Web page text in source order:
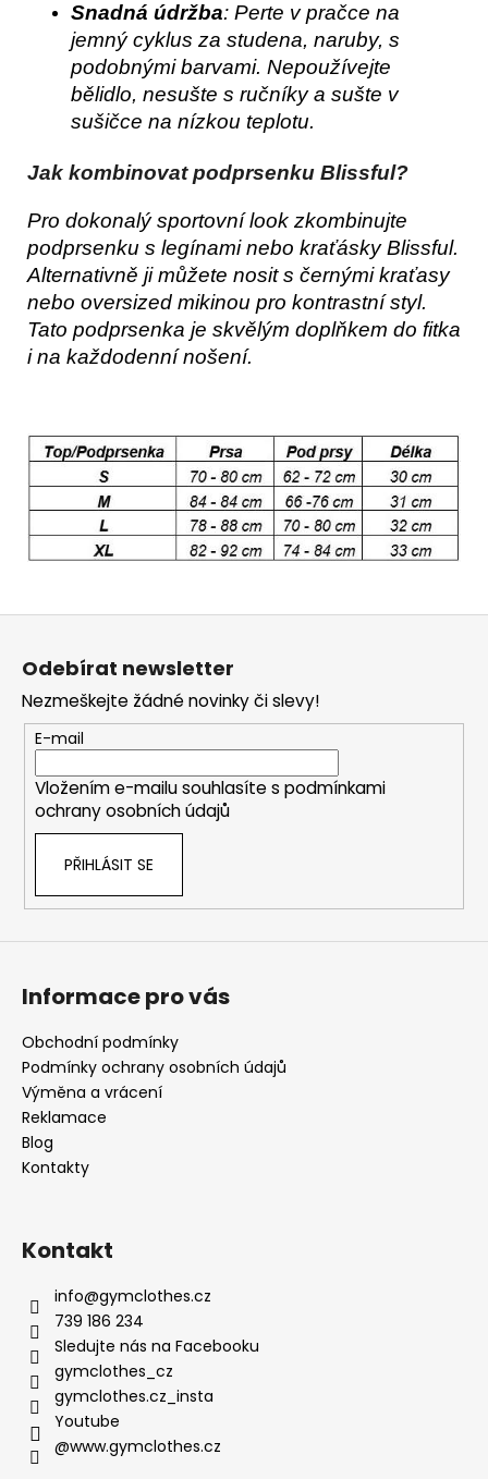
Snadná údržba: Perte v pračce na
jemný cyklus za studena, naruby, s
podobnými barvami. Nepoužívejte
bělidlo, nesušte s ručníky a sušte v
sušičce na nízkou teplotu.
Jak kombinovat podprsenku Blissful?
Pro dokonalý sportovní look zkombinujte
podprsenku s legínami nebo kraťásky Blissful.
Alternativně ji můžete nosit s černými kraťasy
nebo oversized mikinou pro kontrastní styl.
Tato podprsenka je skvělým doplňkem do fitka
i na každodenní nošení.
Z
Odebírat newsletter
Nezmeškejte žádné novinky či slevy!
E-mail
Vložením e-mailu souhlasíte s podmínkami
ochrany osobních údajů
PŘIHLÁSIT SE
Informace pro vás
Obchodní podmínky
Podmínky ochrany osobních údajů
Výměna a vrácení
Reklamace
Blog
Kontakty
Kontakt
info@gymclothes.cz
739 186 234
Sledujte nás na Facebooku
gymclothes_cz
gymclothes.cz_insta
Youtube
@www.gymclothes.cz